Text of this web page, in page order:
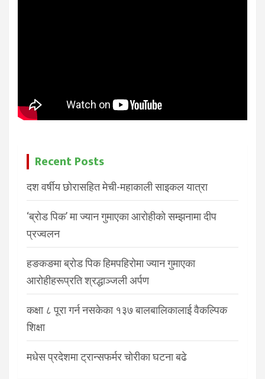
Recent Posts
दश वर्षीय छोरासहित मेची-महाकाली साइकल यात्रा
‘ब्रोड पिक’ मा ज्यान गुमाएका आरोहीको सम्झनामा दीप
प्रज्वलन
हङकङमा ब्रोड पिक हिमपहिरोमा ज्यान गुमाएका
आरोहीहरूप्रति श्रद्धाञ्जली अर्पण
कक्षा ८ पूरा गर्न नसकेका १३७ बालबालिकालाई वैकल्पिक
शिक्षा
मधेस प्रदेशमा ट्रान्सफर्मर चोरीका घटना बढे